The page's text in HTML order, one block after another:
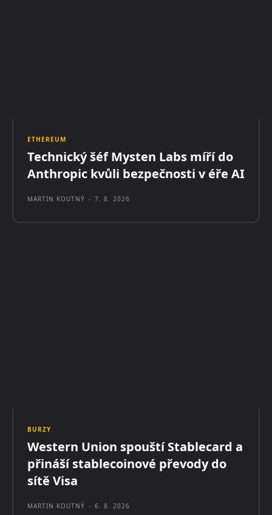
ETHEREUM
Technický šéf Mysten Labs míří do
Anthropic kvůli bezpečnosti v éře AI
MARTIN KOUTNÝ - 7. 8. 2026
BURZY
Western Union spouští Stablecard a
přináší stablecoinové převody do
sítě Visa
MARTIN KOUTNÝ - 6. 8. 2026